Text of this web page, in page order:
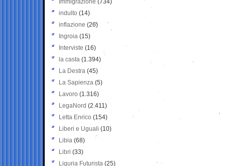
Immigrazione (734)
indulto (14)
inflazione (26)
Ingroia (15)
Interviste (16)
la casta (1.394)
La Destra (45)
La Sapienza (5)
Lavoro (1.316)
LegaNord (2.411)
Letta Enrico (154)
Liberi e Uguali (10)
Libia (68)
Libri (33)
Liguria Futurista (25)